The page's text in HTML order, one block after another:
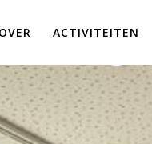
OVER ACTIVITEITEN